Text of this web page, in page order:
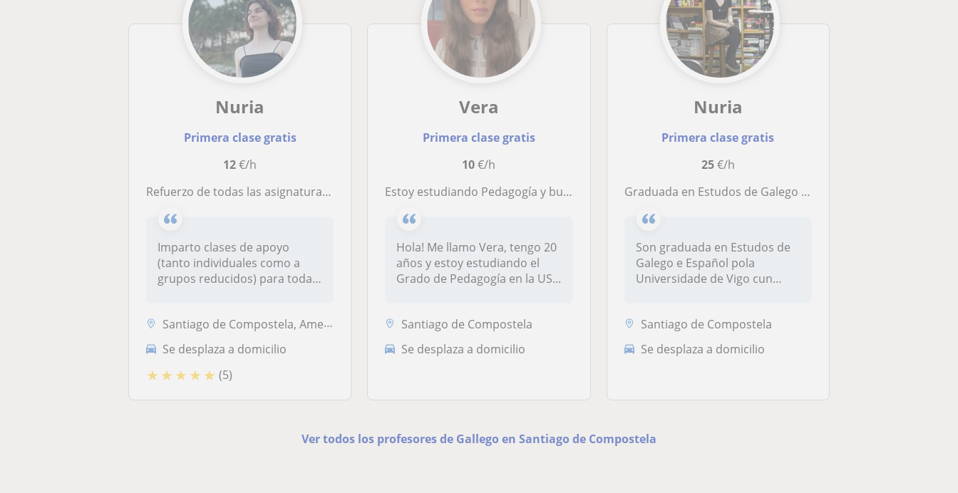
Nuria
Primera clase gratis
12€/h
Refuerzo de todas las asignaturas para primaria e infantil
Imparto clases de apoyo
(tanto individuales como a
grupos reducidos) para todas
Santiago de Compostela, Ames, Brión, Teo
Se desplaza a domicilio
★ ★ ★ ★ ★ (5)
Vera
Primera clase gratis
10€/h
Estoy estudiando Pedagogía y busco trabajar de manera compaginada, puedo enseñar castellano, gallego o matemáticas básicas.
Hola! Me llamo Vera, tengo 20
años y estoy estudiando el
Grado de Pedagogía en la US...
Santiago de Compostela
Se desplaza a domicilio
Nuria
Primera clase gratis
25€/h
Graduada en Estudos de Galego e Español ofrece clases de galego
Son graduada en Estudos de
Galego e Español pola
Universidade de Vigo cun
Santiago de Compostela
Se desplaza a domicilio
Ver todos los profesores de Gallego en Santiago de Compostela